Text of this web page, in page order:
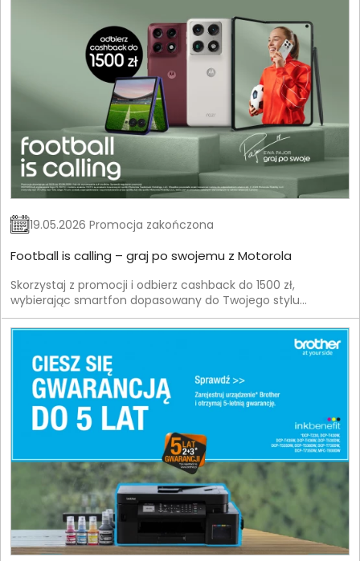
19.05.2026 Promocja zakończona
Football is calling – graj po swojemu z Motorola
Skorzystaj z promocji i odbierz cashback do 1500 zł,
wybierając smartfon dopasowany do Twojego stylu
życia.Zainspiruj się energią sportu i wybierz urządzenie, które
dotrzyma Ci kroku.